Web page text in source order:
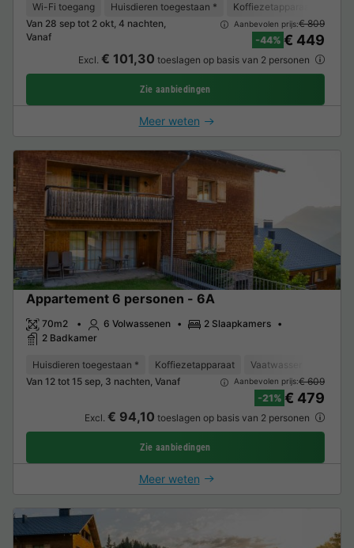
Wi-Fi toegang Huisdieren toegestaan * Koffiezetapparaat
Van 28 sep tot 2 okt, 4 nachten,
Vanaf
Aanbevolen prijs:€ 809
-44% € 449
Excl. € 101,30 toeslagen op basis van 2 personen
Zie aanbiedingen
Meer weten
Appartement 6 personen - 6A
70m2 6 Volwassenen
2 Slaapkamers
2 Badkamer
Huisdieren toegestaan * Koffiezetapparaat Vaatwasser
Van 12 tot 15 sep, 3 nachten, Vanaf
Aanbevolen prijs:€ 609
-21% € 479
Excl. € 94,10 toeslagen op basis van 2 personen
Zie aanbiedingen
Meer weten